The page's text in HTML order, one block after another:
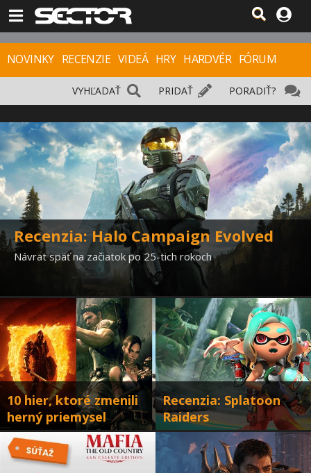
NOVINKY RECENZIE VIDEÁ HRY HARDVÉR FÓRUM
PORADIŤ?
PRIDAŤ
VYHĽADAŤ
Recenzia: Halo Campaign Evolved
Návrat späť na začiatok po 25-tich rokoch
10 hier, ktoré zmenili
herný priemysel
... k horšiemu
Recenzia: Splatoon
Raiders
Podaril sa spinoff od Splatoonu?